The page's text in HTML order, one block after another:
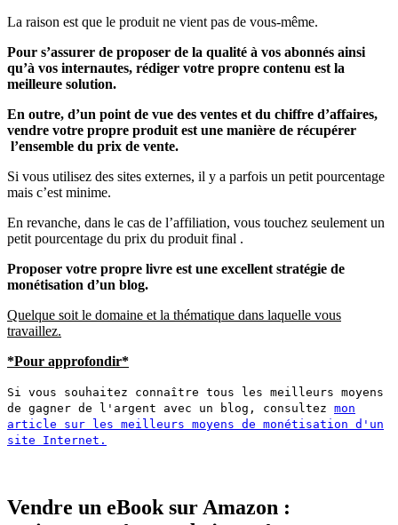
La raison est que le produit ne vient pas de vous-même.
Pour s’assurer de proposer de la qualité à vos abonnés ainsi
qu’à vos internautes, rédiger votre propre contenu est la
meilleure solution.
En outre, d’un point de vue des ventes et du chiffre d’affaires,
vendre votre propre produit est une manière de récupérer
l’ensemble du prix de vente.
Si vous utilisez des sites externes, il y a parfois un petit pourcentage
mais c’est minime.
En revanche, dans le cas de l’affiliation, vous touchez seulement un
petit pourcentage du prix du produit final .
Proposer votre propre livre est une excellent stratégie de
monétisation d’un blog.
Quelque soit le domaine et la thématique dans laquelle vous
travaillez.
*Pour approfondir*
Si vous souhaitez connaître tous les meilleurs moyens
de gagner de l'argent avec un blog, consultez mon
article sur les meilleurs moyens de monétisation d'un
site Internet.
Vendre un eBook sur Amazon :